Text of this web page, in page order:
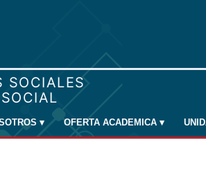
▾ OFERTA ACADEMICA ▾